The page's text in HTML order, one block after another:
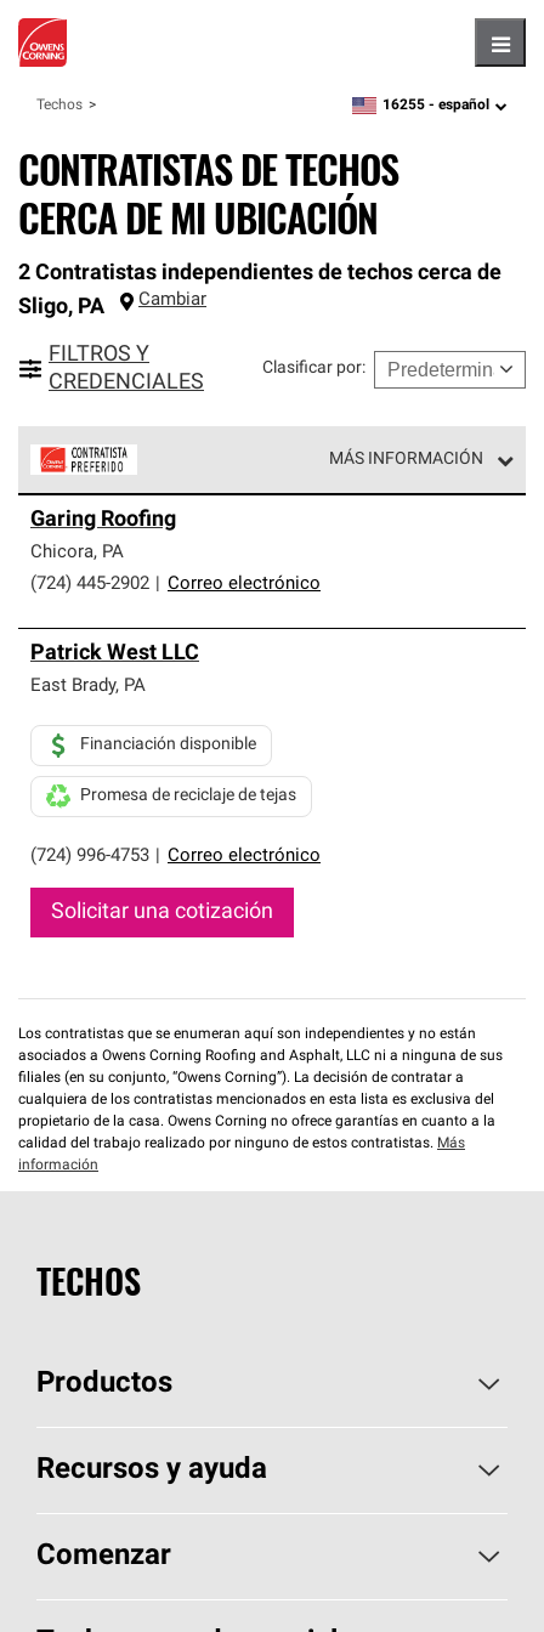
Techos zipcode,language
16255 - español
CONTRATISTAS DE TECHOS
CERCA DE MI UBICACIÓN
2 Contratistas independientes de techos cerca de
Sligo, PA Cambiar
FILTROS Y
CREDENCIALES
Clasificar por:
MÁS INFORMACIÓN
parte de una red exclusiva de profesionales de techos
que cumplen con altos estándares y requisitos estrictos
de profesionalismo y confiabilidad.
Garing Roofing
Chicora, PA
(724) 445-2902
Correo electrónico
Patrick West LLC
East Brady, PA
(724) 996-4753 Correo electrónico
Financiación disponible
Promesa de reciclaje de tejas
Solicitar una cotización
Los contratistas que se enumeran aquí son independientes y no están
asociados a Owens Corning Roofing and Asphalt, LLC ni a ninguna de sus
filiales (en su conjunto, “Owens Corning”). La decisión de contratar a
cualquiera de los contratistas mencionados en esta lista es exclusiva del
propietario de la casa. Owens Corning no ofrece garantías en cuanto a la
calidad del trabajo realizado por ninguno de estos contratistas. Más
información
TECHOS
Productos
Elija sus tejas
Encuentre un contratista
Recursos y ayuda
Aspectos básicos sobre techos
Herramientas de diseño y color
Comenzar